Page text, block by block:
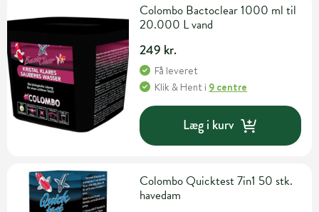
Colombo Bactoclear 1000 ml til
20.000 L vand
249 kr.
Få leveret
Klik & Hent i 9 centre
Læg i kurv
Colombo Quicktest 7in1 50 stk.
havedam